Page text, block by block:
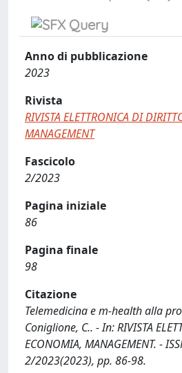
Anno di pubblicazione
2023
Rivista
RIVISTA ELETTRONICA DI
MANAGEMENT
Fascicolo
2/2023
Pagina iniziale
86
Pagina finale
98
Citazione
Telemedicina e m-health alla
Coniglione, C.. - In: RIVISTA
ECONOMIA, MANAGEMENT. -
2/2023(2023), pp. 86-98.